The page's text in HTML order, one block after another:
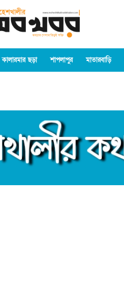
কালারমার ছড়া শাপলাপুর মাতারবাড়ি